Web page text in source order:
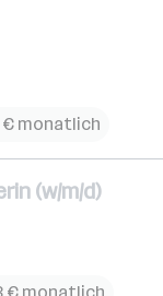
€ monatlich
(w/m/d)
€ monatlich